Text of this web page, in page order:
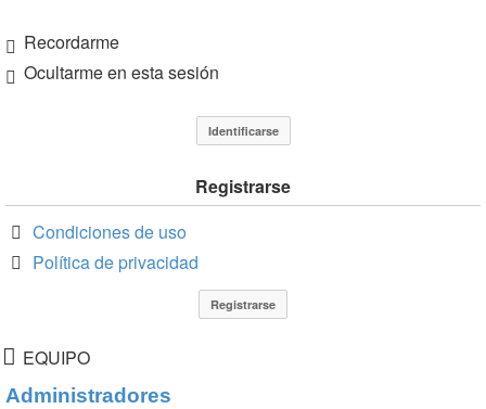
Recordarme
Ocultarme en esta sesión
Registrarse
Condiciones de uso
Política de privacidad
EQUIPO
Administradores